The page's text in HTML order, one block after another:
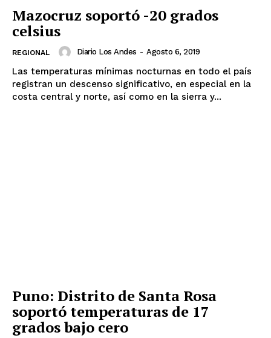
Mazocruz soportó -20 grados
celsius
REGIONAL Diario Los Andes - Agosto 6, 2019
Las temperaturas mínimas nocturnas en todo el país
registran un descenso significativo, en especial en la
costa central y norte, así como en la sierra y...
Puno: Distrito de Santa Rosa
soportó temperaturas de 17
grados bajo cero